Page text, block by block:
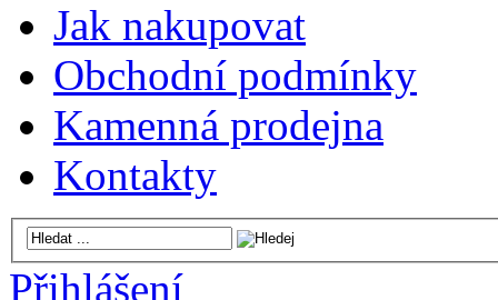
Jak nakupovat
Obchodní podmínky
Kamenná prodejna
Kontakty
Přihlášení